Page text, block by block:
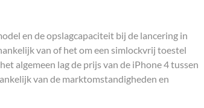
en de opslagcapaciteit bij de lancering in
van of het om een simlockvrij toestel
algemeen lag de prijs van de iPhone 4 tussen
van de marktomstandigheden en